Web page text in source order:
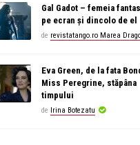
Gal Gadot – femeia
pe ecran și dincolo de el
de revistatango.ro Marea
Eva Green, de la fata
Miss Peregrine, stăpâna
timpului
de Irina Botezatu